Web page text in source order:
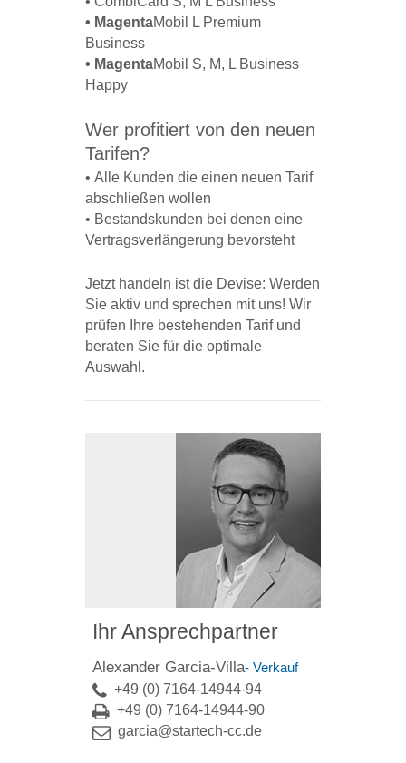
• MagentaMobil L Premium
Business
• MagentaMobil S, M, L Business
Happy
Wer profitiert von den neuen
Tarifen?
• Alle Kunden die einen neuen Tarif
abschließen wollen
• Bestandskunden bei denen eine
Vertragsverlängerung bevorsteht
Jetzt handeln ist die Devise: Werden
Sie aktiv und sprechen mit uns! Wir
prüfen Ihre bestehenden Tarif und
beraten Sie für die optimale
Auswahl.
Ihr Ansprechpartner
Alexander Garcia-Villa- Verkauf
+49 (0) 7164-14944-94
+49 (0) 7164-14944-90
garcia@startech-cc.de